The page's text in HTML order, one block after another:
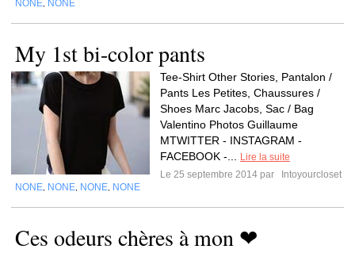
NONE NONE
My 1st bi-color pants
Tee-Shirt Other Stories, Pantalon /
Pants Les Petites, Chaussures /
Shoes Marc Jacobs, Sac / Bag
Valentino Photos Guillaume
MTWITTER - INSTAGRAM -
FACEBOOK -...
Lire la suite
Le 25 septembre 2014 par
Intoyourcloset
NONE NONE NONE NONE
Ces odeurs chères à mon ❤